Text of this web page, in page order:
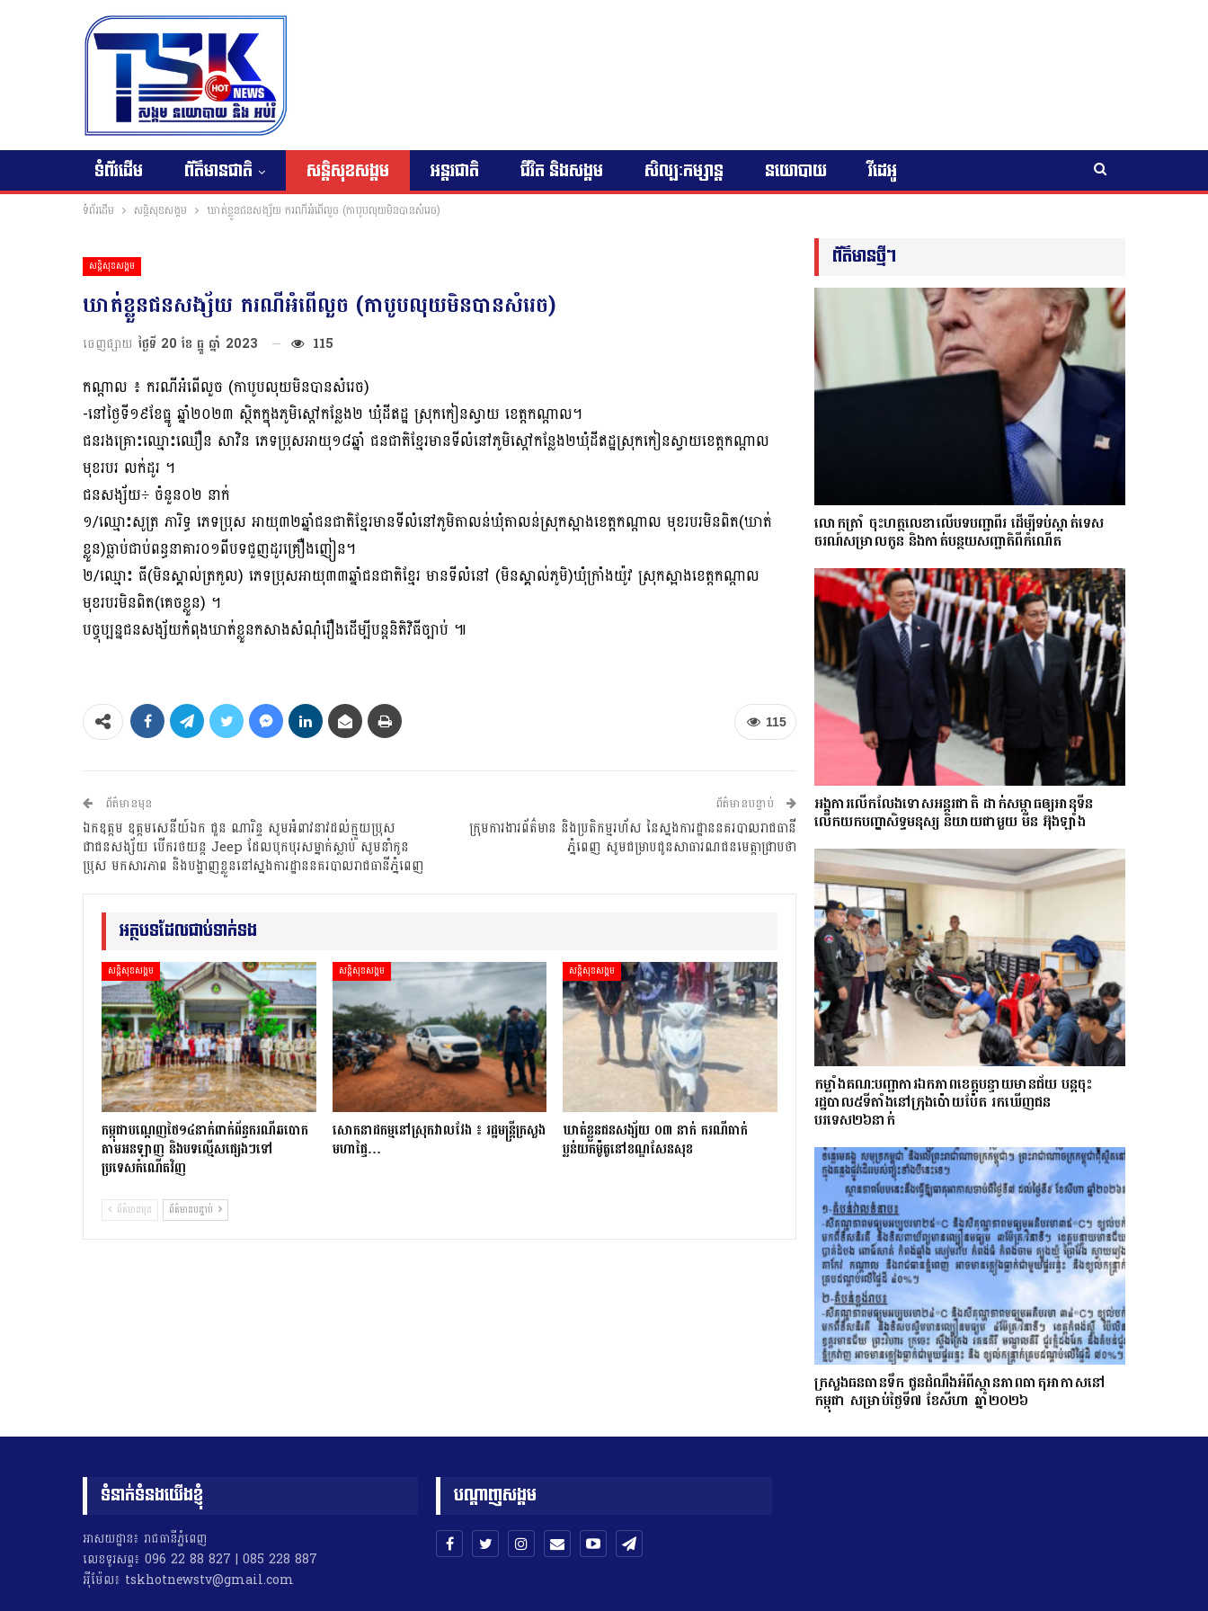
ទំព័រដើម ព័ត៌មានជាតិ សន្តិសុខសង្គម អន្តរជាតិ ជីវិត និងសង្គម សិល្បៈកម្សាន្ត នយោបាយ វីដេអូ
ទំព័រដើម សន្តិសុខសង្គម ឃាត់ខ្លួនជនសង្ស័យ ករណីអំពើលួច (កាបូបលុយមិនបានសំរេច)
សន្តិសុខសង្គម
ឃាត់ខ្លួនជនសង្ស័យ ករណីអំពើលួច (កាបូបលុយមិនបានសំរេច)
ចេញផ្សាយ ថ្ងៃទី 20 ខែ ធ្នូ ឆ្នាំ 2023 115
កណ្តាល ៖ ករណីអំពើលួច (កាបូបលុយមិនបានសំរេច)
-នៅថ្ងៃទី១៩ខែធ្នូ ឆ្នាំ២០២៣ ស្ថិតក្នុងភូមិស្តៅកន្លែង២ ឃុំដីឥដ្ឋ ស្រុកកៀនស្វាយ ខេត្តកណ្តាល។
ជនរងគ្រោះឈ្មោះឈឿន សាវិន ភេទប្រុសអាយុ១៨ឆ្នាំ ជនជាតិខ្មែរមានទីលំនៅភូមិស្តៅកន្លែង២ឃុំដីឥដ្ឋស្រុកកៀនស្វាយខេត្តកណ្តាល
មុខរបរ លក់ដូរ ។
ជនសង្ស័យ÷ ចំនួន០២ នាក់
១/ឈ្មោះសូត្រ ភារិទ្ធ ភេទប្រុស អាយុ៣២ឆ្នាំជនជាតិខ្មែរមានទីលំនៅភូមិតាលន់ឃុំតាលន់ស្រុកស្អាងខេត្តកណ្តាល មុខរបរមិនពិត(ឃាត់
ខ្លួន)ធ្លាប់ជាប់ពន្ធនាគារ០១ពីបទជួញដូរគ្រឿងញៀន។
២/ឈ្មោះ ធី(មិនស្គាល់ត្រកូល) ភេទប្រុសអាយុ៣៣ឆ្នាំជនជាតិខ្មែរ មានទីលំនៅ (មិនស្គាល់ភូមិ)ឃុំក្រាំងយ៉ូវ ស្រុកស្អាងខេត្តកណ្តាល
មុខរបរមិនពិត(គេចខ្លួន) ។
បច្ចុប្បន្នជនសង្ស័យកំពុងឃាត់ខ្លួនកសាងសំណុំរឿងដើម្បីបន្តនិតិវិធីច្បាប់ ៕
115
ព័ត៌មានមុន
ឯកឧត្តម ឧត្តមសេនីយ៍ឯក ជួន ណារិន្ទ សូមអំពាវនាវដល់ក្មួយប្រុស
ជាជនសង្ស័យ បើករថយន្ដ Jeep ដែលបុកបុរសម្នាក់ស្លាប់ សូមនាំកូន
ប្រុស មកសារភាព និងបង្ហាញខ្លួននៅស្នងការដ្ឋាននគរបាលរាជធានីភ្នំពេញ
ព័ត៌មានបន្ទាប់
ក្រុមការងារព័ត៌មាន និងប្រតិកម្មរហ័ស នៃស្នងការដ្ឋាននគរបាលរាជធានី
ភ្នំពេញ សូមជម្រាបជូនសាធារណជនមេត្តាជ្រាបថា
អត្ថបទដែលជាប់ទាក់ទង
សន្តិសុខសង្គម
កម្ពុជាបណ្ដេញថៃ១៤នាក់ពាក់ព័ន្ធករណីឆបោក
តាមអនឡាញ និងបទល្មើសផ្សេងៗទៅ
ប្រទេសកំណើតវិញ
សន្តិសុខសង្គម
សោកនាដកម្ម​នៅ​ស្រុក​វាល​វែង ៖ រដ្ឋមន្ត្រី​ក្រសួង
មហាផ្ទៃ…
សន្តិសុខសង្គម
ឃាត់ខ្លួនជនសង្ស័យ ០៣ នាក់ ករណីធាក់
ប្លន់យកម៉ូតូនៅខណ្ឌសែនសុខ
ព័ត៌មានមុន ព័ត៌មានបន្ទាប់
ព័ត៌មានថ្មីៗ
លោក​ត្រាំ ចុះហត្ថលេខាលើបទបញ្ជាពីរ ដើម្បីទប់ស្កាត់ទេស​
ចរណ៍សម្រាលកូន និងកាត់បន្ថយសញ្ជាតិពីកំណើត
អង្គការលើកលែងទោសអន្តរជាតិ ដាក់សម្ពាធឲ្យអានុទីន
លើកយកបញ្ហាសិទ្ធមនុស្ស និយាយជាមួយ មីន អ៊ុងឡាំង
កម្លាំងគណ:បញ្ជាការឯកភាពខេត្តបន្ទាយមានជ័យ បន្តចុះ
រដ្ឋបាល៥ទីតាំងនៅក្រុងប៉ោយប៉ែត រកឃើញជន
បរទេស២៦នាក់
ក្រសួងធនធានទឹក ជូនដំណឹងអំពីស្ថានភាពធាតុអាកាសនៅ
កម្ពុជា សម្រាប់ថ្ងៃទី៧ ខែសីហា ឆ្នាំ២០២៦
ទំនាក់ទំនងយើងខ្ញុំ
អាសយដ្ឋាន៖ រាជធានីភ្នំពេញ
លេខទូរសព្ទ៖ 096 22 88 827 | 085 228 887
អុីម៉ែល៖ tskhotnewstv@gmail.com
បណ្តាញសង្គម